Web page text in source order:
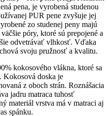
pena, je vyrobená studenou
PUR pene zvyšuje jej
zo studenej peny majú
póry, ktoré sú prepojené a
odvetrávať vlhkosť. Vďaka
svoju pružnosť a kvalitu.
kokosového vlákna, ktoré sa
Kokosová doska je
z oboch strán. Roznášacia
jadru matraca tuhosť
materiál vrstva má v matraci aj
spánku.